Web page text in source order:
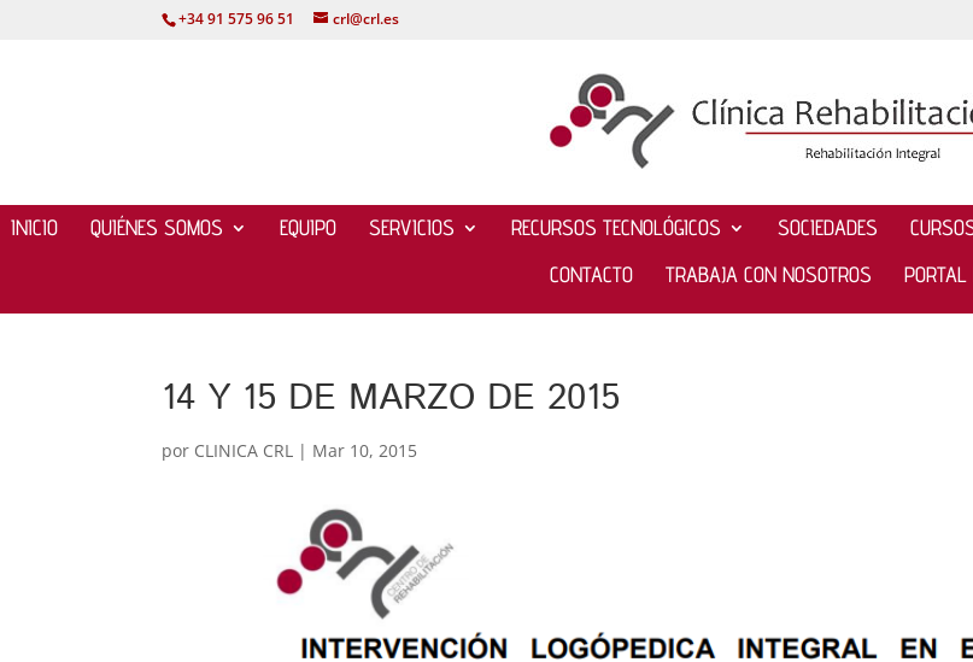
+34 91 575 96 51 crl@crl.es
INICIO QUIÉNES SOMOS EQUIPO SERVICIOS RECURSOS TECNOLÓGICOS SOCIEDADES
CONTACTO
TRABAJA CON NOSOTROS PORTAL
14 Y 15 DE MARZO DE 2015
por CLINICA CRL | Mar 10, 2015